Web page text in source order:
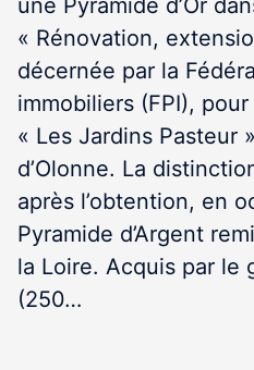
une Pyramide d’Or
« Rénovation,
décernée par la
immobiliers (FPI),
« Les Jardins Pasteur
d’Olonne. La
après l’obtention, en
Pyramide d’Argent
la Loire. Acquis par le
(250…